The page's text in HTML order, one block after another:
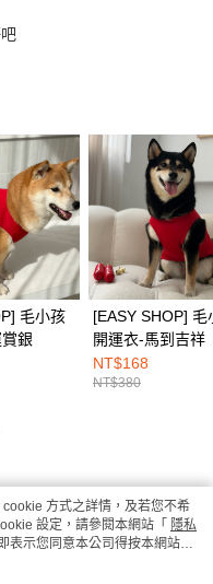
毛小孩
銀
[EASY SHOP] 毛
開運衣-馬到吉祥
NT$168
NT$380
方式之詳情，及若您不希
設定，請參閱本網站「 隱私
表示您同意本公司得按本網站使